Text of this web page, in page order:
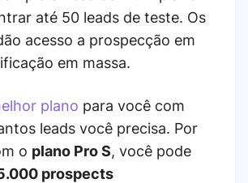
até 50 leads de teste. Os
acesso a prospecção em
em massa.
plano para você com
leads você precisa. Por
o plano Pro S, você pode
prospects